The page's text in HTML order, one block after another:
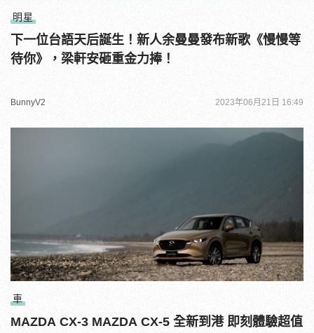
明星
下一位台語天后誕生！新人余曼曼發布新歌《慢慢等
待你》，梁軒安砸重金力捧！
BunnyV2 2023年06月21日 16:49
車
MAZDA CX-3 MAZDA CX-5 全新到港 即刻體驗超值